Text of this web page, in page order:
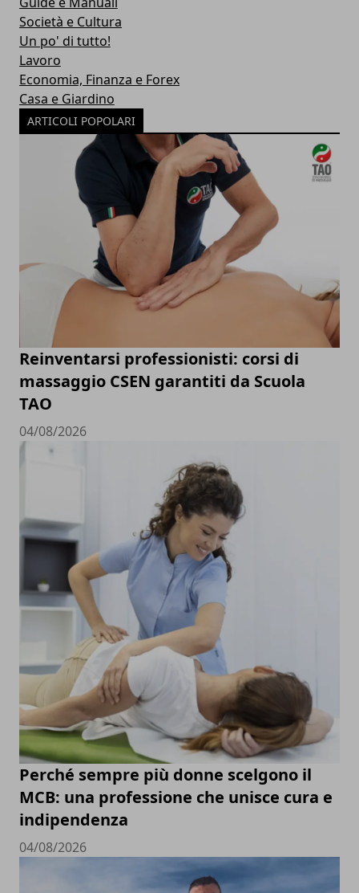
Società e Cultura
Un po' di tutto!
Lavoro
Economia, Finanza e Forex
Casa e Giardino
ARTICOLI POPOLARI
Reinventarsi professionisti: corsi di
massaggio CSEN garantiti da Scuola
TAO
04/08/2026
Perché sempre più donne scelgono il
MCB: una professione che unisce cura e
indipendenza
04/08/2026